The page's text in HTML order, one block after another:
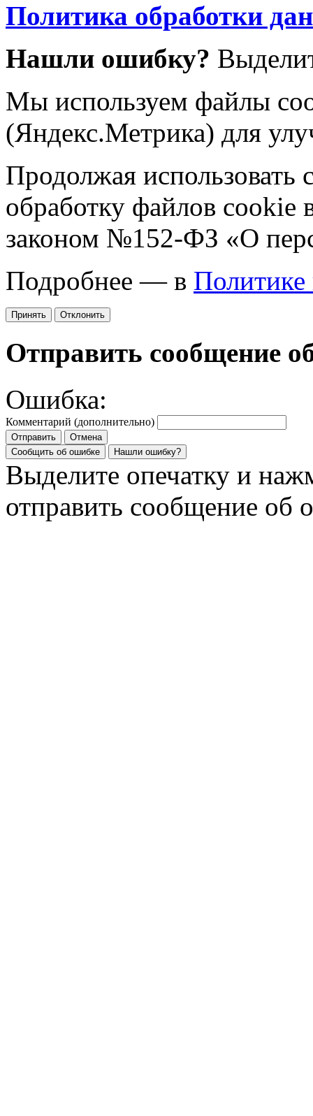
Политика обработки
Нашли ошибку?
Мы используем файлы
(Яндекс.Метрика) для
Продолжая использовать
обработку файлов cookie
законом №152-ФЗ «О
Подробнее — в Политике
Принять Отклонить
Отправить сообщение
Ошибка:
Комментарий (дополнительно)
Отправить
Отмена
Сообщить об ошибке
Нашли ошибку?
Выделите опечатку и
отправить сообщение об